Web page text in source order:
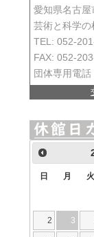
愛知県名古
芸術と科学の
TEL: 052-
FAX: 052-
団体専用電
日 月 火
2 3